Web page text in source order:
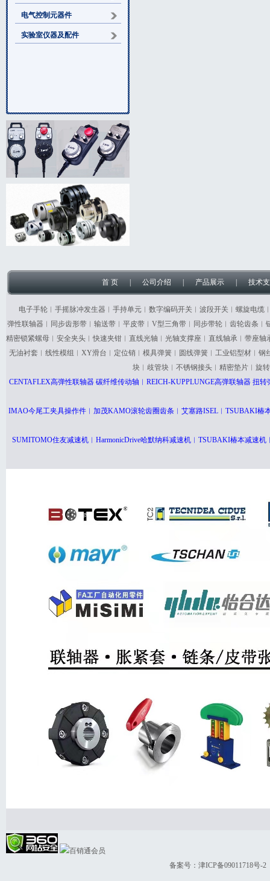
电气控制元器件
实验室仪器及配件
首 页 公司介绍 产品展示 技术
电子手轮︱手摇脉冲发生器︱手持单元︱数字编码开关︱波段开关︱螺旋电
弹性联轴器︱同步齿形带︱输送带︱平皮带︱V型三角带︱同步带轮︱齿轮齿条
精密锁紧螺母︱安全夹头︱快速夹钳︱直线光轴︱光轴支撑座︱直线轴承︱带座
无油衬套︱线性模组︱XY滑台︱定位销︱模具弹簧︱圆线弹簧︱工业铝型材︱
块︱歧管块︱不锈钢接头︱精密垫片︱旋
CENTAFLEX高弹性联轴器 碳纤维传动轴︱REICH-KUPPLUNGE高弹联轴器 扭
IMAO今尾工夹具操作件︱加茂KAMO滚轮齿圈齿条︱艾塞路ISEL︱TSUBAKI椿
SUMITOMO住友减速机︱HarmonicDrive哈默纳科减速机︱TSUBAKI椿本减速
备案号： 津ICP备09011718号-2